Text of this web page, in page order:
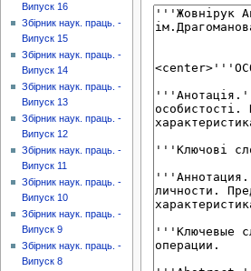
Випуск 16
Збірник наук. праць. -
Випуск 15
Збірник наук. праць. -
Випуск 14
Збірник наук. праць. -
Випуск 13
Збірник наук. праць. -
Випуск 12
Збірник наук. праць. -
Випуск 11
Збірник наук. праць. -
Випуск 10
Збірник наук. праць. -
Випуск 9
Збірник наук. праць. -
Випуск 8